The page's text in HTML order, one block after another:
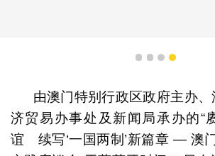
1 2 3 4
由澳门特别行政区政府主办
济贸易办事处及新闻局承办的“
谊 续写‘一国两制’新篇章 — 澳门